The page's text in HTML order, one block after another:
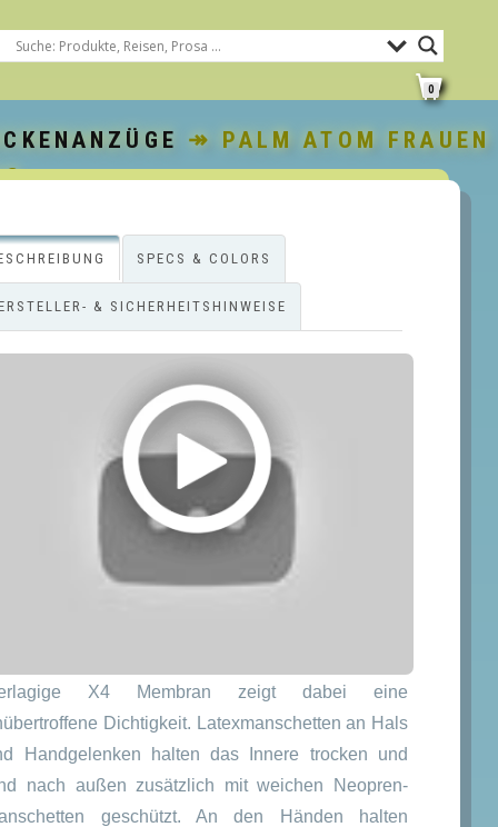
0
↠ PALM ATOM FRAUEN
SPECS & COLORS
& SICHERHEITSHINWEISE
X4 Membran zeigt dabei eine
Dichtigkeit. Latexmanschetten an Hals
Handgelenken halten das Innere trocken und
nach außen zusätzlich mit weichen Neopren-
geschützt. An den Händen halten